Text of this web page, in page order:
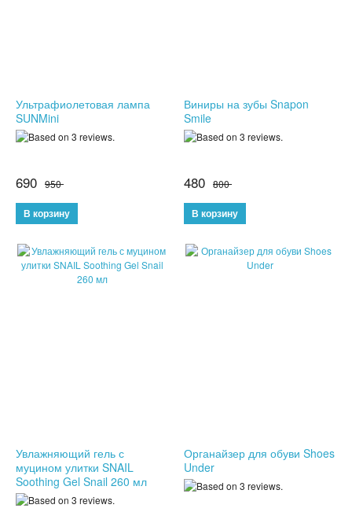
ТОВАРЫ ДЛЯ ЖИВОТНЫХ
ГИРОСКУТЕРЫ
ЭЛЕКТРОСАМОКАТЫ
ЭЛЕКТРОСКЕЙТЫ
ИНТЕРАКТИВНЫЕ ИГРУШКИ
ИНТЕРАКТИВНЫЕ КОПИЛКИ
Ультрафиолетовая лампа
SUNMini
690 950
Виниры на зубы Snapon
Smile
480 800
Увлажняющий гель с
муцином улитки SNAIL
Soothing Gel Snail 260 мл
Органайзер для обуви Shoes
Under